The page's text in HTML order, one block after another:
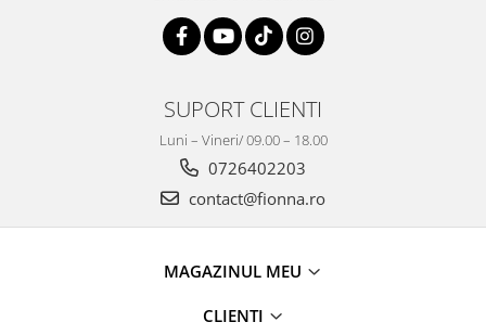
SUPORT CLIENTI
Luni – Vineri/ 09.00 – 18.00
0726402203
contact@fionna.ro
MAGAZINUL MEU
CLIENTI